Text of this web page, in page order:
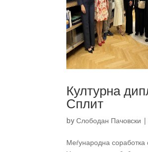
Културна
Сплит
byСлободан Пачовски
Меѓународна